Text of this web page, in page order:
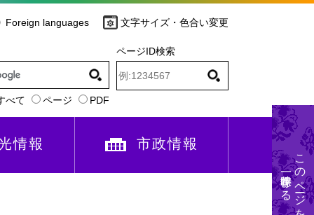
Foreign languages 文字サイズ・色合い変更
べて ページ PDF
ページID検索
情報 市政情報
このページを
一時保存する